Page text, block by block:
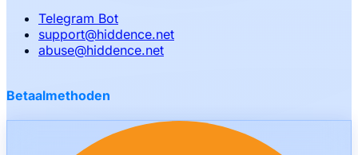
Telegram Bot
support@hiddence.net
abuse@hiddence.net
Betaalmethoden